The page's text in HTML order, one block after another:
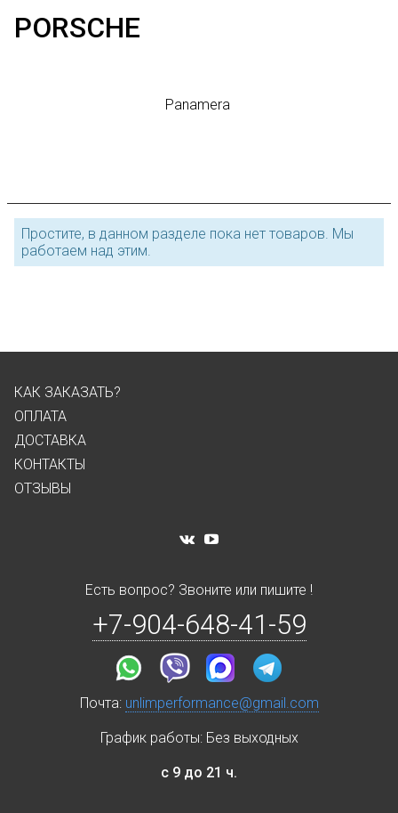
PORSCHE
Panamera
Простите, в данном разделе пока нет товаров. Мы
работаем над этим.
КАК ЗАКАЗАТЬ?
ОПЛАТА
ДОСТАВКА
КОНТАКТЫ
ОТЗЫВЫ
Есть вопрос? Звоните или пишите !
+7-904-648-41-59
Почта: unlimperformance@gmail.com
График работы: Без выходных
с 9 до 21 ч.